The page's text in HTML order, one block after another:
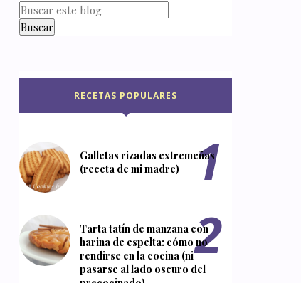
RECETAS POPULARES
Galletas rizadas extremeñas
(receta de mi madre)
Tarta tatín de manzana con
harina de espelta: cómo no
rendirse en la cocina (ni
pasarse al lado oscuro del